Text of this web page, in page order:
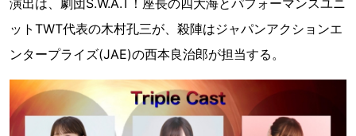
ットTWT代表の木村孔三が、殺陣はジャパンアクションエ
ンタープライズ(JAE)の西本良治郎が担当する。